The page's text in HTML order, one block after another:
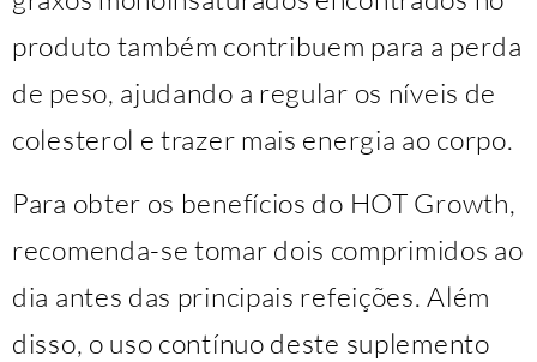
produto também contribuem para a perda
de peso, ajudando a regular os níveis de
colesterol e trazer mais energia ao corpo.
Para obter os benefícios do HOT Growth,
recomenda-se tomar dois comprimidos ao
dia antes das principais refeições. Além
disso, o uso contínuo deste suplemento